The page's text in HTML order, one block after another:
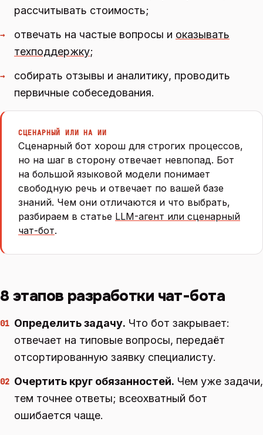
рассчитывать стоимость;
→ отвечать на частые вопросы и оказывать
техподдержку;
→
собирать отзывы и аналитику, проводить
первичные собеседования.
СЦЕНАРНЫЙ ИЛИ НА ИИ
Сценарный бот хорош для строгих процессов,
но на шаг в сторону отвечает невпопад. Бот
на большой языковой модели понимает
свободную речь и отвечает по вашей базе
знаний. Чем они отличаются и что выбрать,
разбираем в статье LLM-агент или сценарный
чат-бот.
8 этапов разработки чат-бота
01 Определить задачу. Что бот закрывает:
отвечает на типовые вопросы, передаёт
отсортированную заявку специалисту.
02 Очертить круг обязанностей. Чем уже задачи,
тем точнее ответы; всеохватный бот
ошибается чаще.